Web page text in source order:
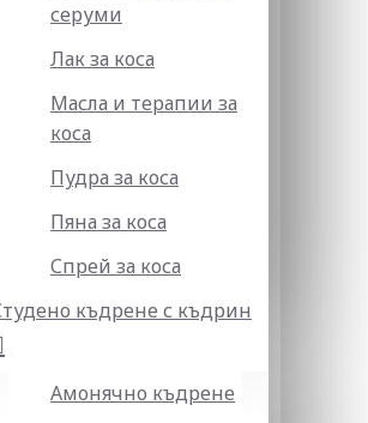
серуми
Лак за коса
Масла и терапии за
коса
Пудра за коса
Пяна за коса
Спрей за коса
къдрене с къдрин
Амонячно къдрене